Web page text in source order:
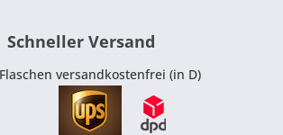
Schneller Versand
versandkostenfrei (in D)